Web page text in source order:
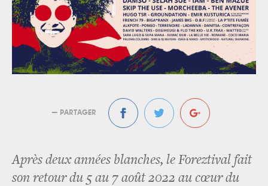
— PARTAGER
Après deux années blanches, le Foreztival fait
son retour du 5 au 7 août 2022 au cœur du